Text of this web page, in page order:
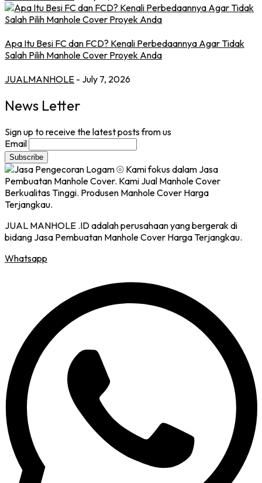
Apa Itu Besi FC dan FCD? Kenali Perbedaannya Agar Tidak
Salah Pilih Manhole Cover Proyek Anda
JUALMANHOLE - July 7, 2026
News Letter
Sign up to receive the latest posts from us
Email
JUAL MANHOLE .ID adalah perusahaan yang bergerak di
bidang Jasa Pembuatan Manhole Cover Harga Terjangkau.
Whatsapp